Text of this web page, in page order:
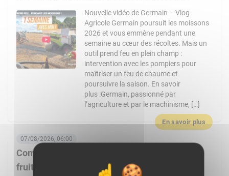
Nouvelle vidéo de Germain – Vlog
Agricole Germain poursuit les moissons
2026 et vous emmène pendant une
semaine au cœur des récoltes. Mais un
outil prend feu en plein champ :
intervention avec les pompiers pour
maîtriser un feu de chaume et
poursuivre la saison. En savoir
plus :Germain, passionné par
l’agriculture et par le machinisme, […]
En savoir plus
Comment Frais Émincés dynamise le rayon
fruits et légumes ?
07/08/2026, 06:00